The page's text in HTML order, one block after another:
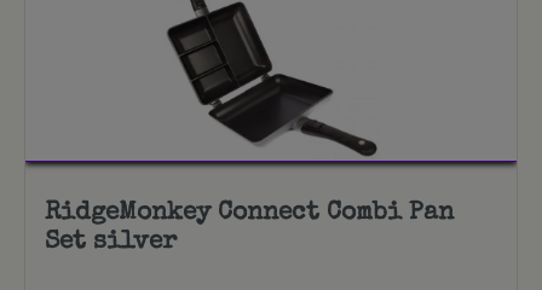
RidgeMonkey Connect Combi Pan
Set silver